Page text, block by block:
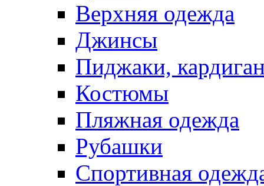
Верхняя одежда
Джинсы
Пиджаки,
Костюмы
Пляжная одежда
Рубашки
Спортивная